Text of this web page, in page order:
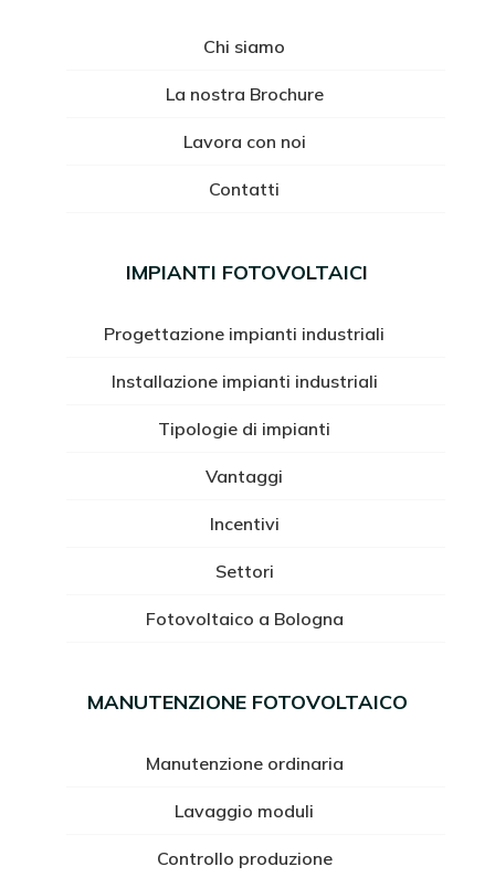
Chi siamo
La nostra Brochure
Lavora con noi
Contatti
IMPIANTI FOTOVOLTAICI
Progettazione impianti industriali
Installazione impianti industriali
Tipologie di impianti
Vantaggi
Incentivi
Settori
Fotovoltaico a Bologna
MANUTENZIONE FOTOVOLTAICO
Manutenzione ordinaria
Lavaggio moduli
Controllo produzione